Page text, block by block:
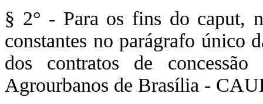
§ 2° - Para os fins do caput,
constantes no parágrafo único
dos contratos de
Agrourbanos de Brasília -